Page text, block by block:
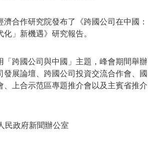
合作研究院發布了《跨國公司在中國：
」新機遇》研究報告。
「跨國公司與中國」主題，峰會期間舉辦
發展論壇、跨國公司投資交流合作會、國
、上合示范區專題推介會以及主賓省推介
民政府新聞辦公室